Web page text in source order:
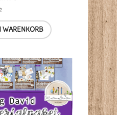
WARENKORB